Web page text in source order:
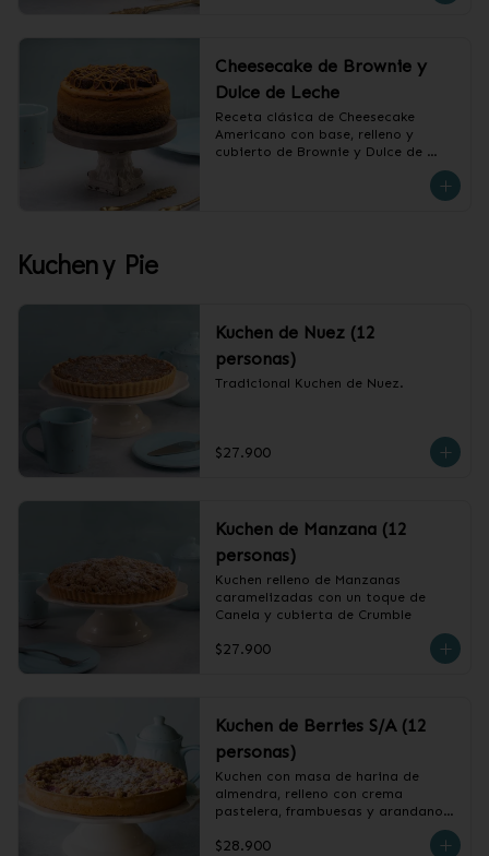
Cheesecake de Brownie y
Dulce de Leche
Receta clásica de Cheesecake
Americano con base, relleno y
cubierto de Brownie y Dulce de
Kuchen y Pie
Kuchen de Nuez (12
personas)
Tradicional Kuchen de Nuez.
$27.900
Kuchen de Manzana (12
personas)
Kuchen relleno de Manzanas
caramelizadas con un toque de
Canela y cubierta de Crumble
$27.900
Kuchen de Berries S/A (12
personas)
Kuchen con masa de harina de
almendra, relleno con crema
pastelera, frambuesas y arandanos,
$28.900